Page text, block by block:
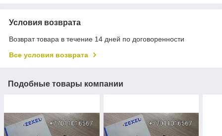
Условия возврата
Возврат товара в течение 14 дней по договоренности
Все условия возврата
Подобные товары компании